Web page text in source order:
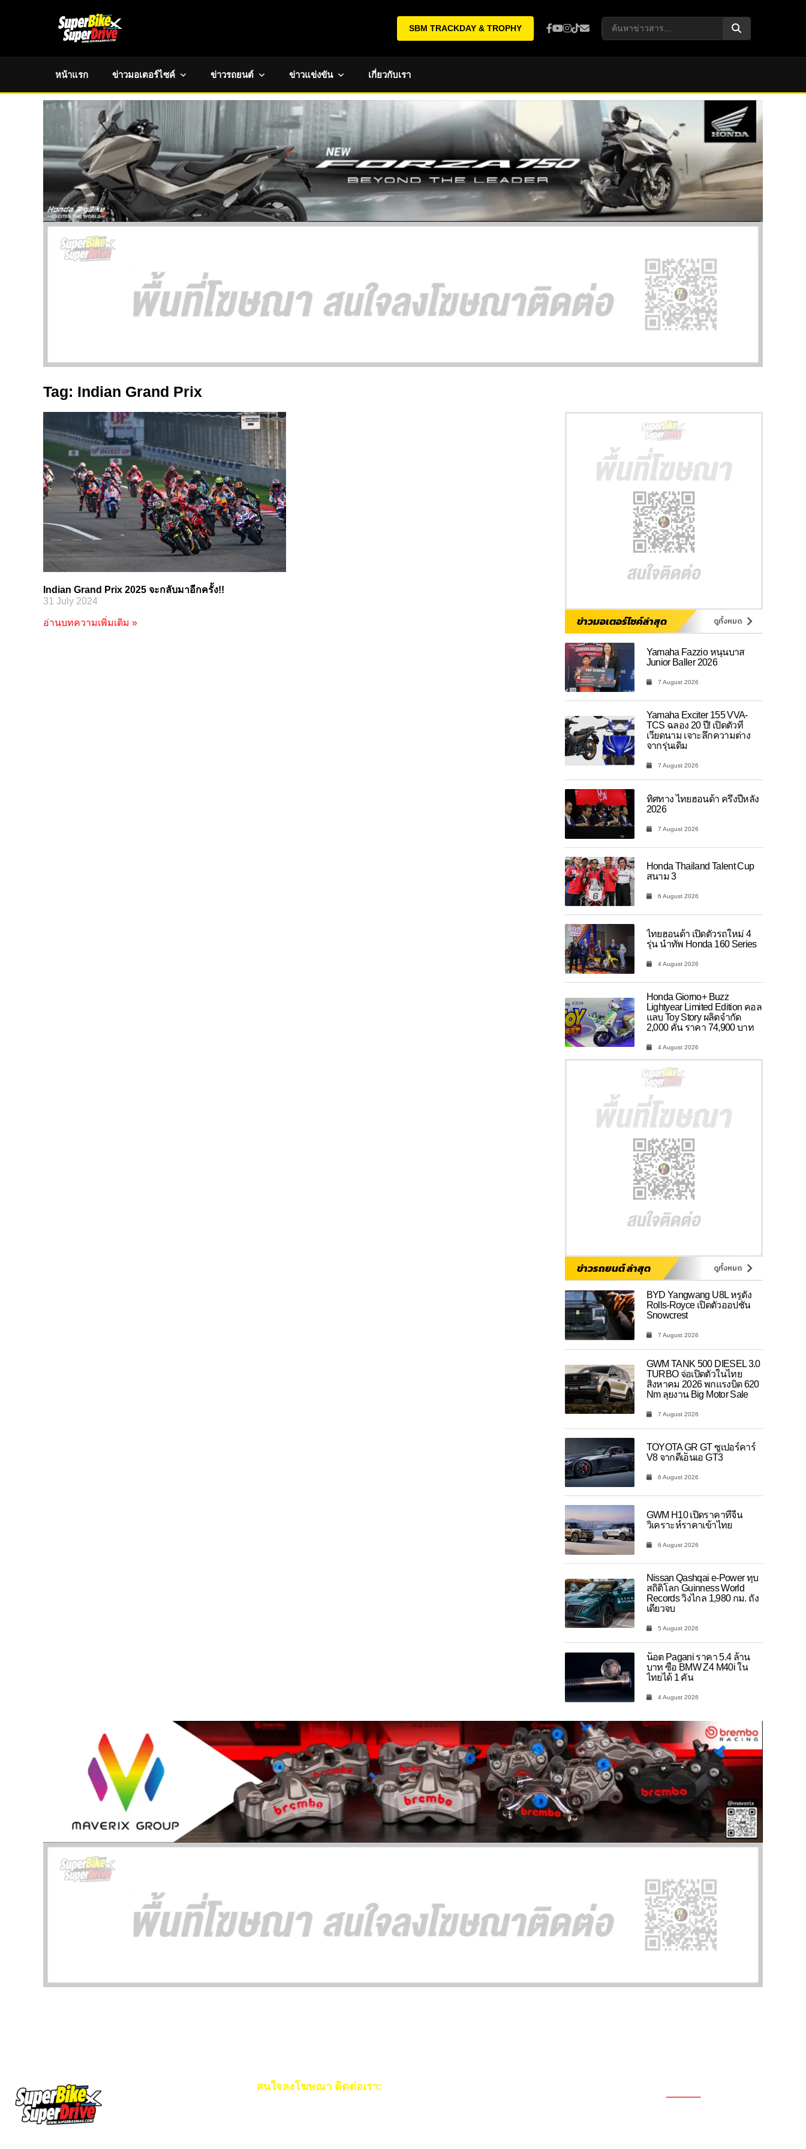
SBM TRACKDAY & TROPHY
หน้าแรก ข่าวมอเตอร์ไซค์ ข่าวรถยนต์ ข่าวแข่งขัน เกี่ยวกับเรา
Tag: Indian Grand Prix
Indian Grand Prix 2025 จะกลับมาอีกครั้ง!!
31 July 2024
อ่านบทความเพิ่มเติม » ข่าวมอเตอร์ไซค์ล่าสุด ดูทั้งหมด
Yamaha Fazzio หนุนบาส
Junior Baller 2026
7 August 2026
Yamaha Exciter 155 VVA-
TCS ฉลอง 20 ปี! เปิดตัวที่
เวียดนาม เจาะลึกความต่าง
จากรุ่นเดิม
7 August 2026
ทิศทาง ไทยฮอนด้า ครึ่งปีหลัง
2026
7 August 2026
Honda Thailand Talent Cup
สนาม 3
6 August 2026
ไทยฮอนด้า เปิดตัวรถใหม่ 4
รุ่น นำทัพ Honda 160 Series
4 August 2026
Honda Giorno+ Buzz
Lightyear Limited Edition คอล
แลบ Toy Story ผลิตจำกัด
2,000 คัน ราคา 74,900 บาท
4 August 2026
ข่าวรถยนต์ ล่าสุด ดูทั้งหมด
BYD Yangwang U8L หรูดั่ง
Rolls-Royce เปิดตัวออปชัน
Snowcrest
7 August 2026
GWM TANK 500 DIESEL 3.0
TURBO จ่อเปิดตัวในไทย
สิงหาคม 2026 พกแรงบิด 620
Nm ลุยงาน Big Motor Sale
7 August 2026
TOYOTA GR GT ซูเปอร์คาร์
V8 จากดีเอ็นเอ GT3
6 August 2026
GWM H10 เปิดราคาที่จีน
วิเคราะห์ราคาเข้าไทย
6 August 2026
Nissan Qashqai e-Power ทุบ
สถิติโลก Guinness World
Records วิ่งไกล 1,980 กม. ถัง
เดียวจบ
5 August 2026
น็อต Pagani ราคา 5.4 ล้าน
บาท ซื้อ BMW Z4 M40i ใน
ไทยได้ 1 คัน
4 August 2026
สนใจลงโฆษณา ติดต่อเรา: